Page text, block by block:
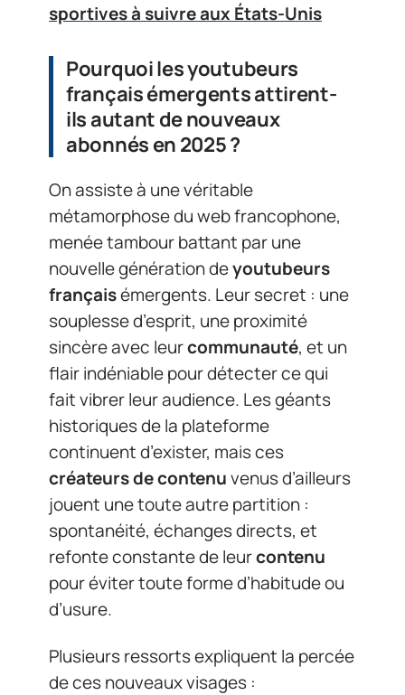
sportives à suivre aux États-Unis
Pourquoi les youtubeurs
français émergents attirent-
ils autant de nouveaux
abonnés en 2025 ?
On assiste à une véritable
métamorphose du web francophone,
menée tambour battant par une
nouvelle génération deyoutubeurs
françaisémergents. Leur secret : une
souplesse d’esprit, une proximité
sincère avec leurcommunauté, et un
flair indéniable pour détecter ce qui
fait vibrer leur audience. Les géants
historiques de la plateforme
continuent d’exister, mais ces
créateurs de contenuvenus d’ailleurs
jouent une toute autre partition :
spontanéité, échanges directs, et
refonte constante de leurcontenu
pour éviter toute forme d’habitude ou
d’usure.
Plusieurs ressorts expliquent la percée
de ces nouveaux visages :